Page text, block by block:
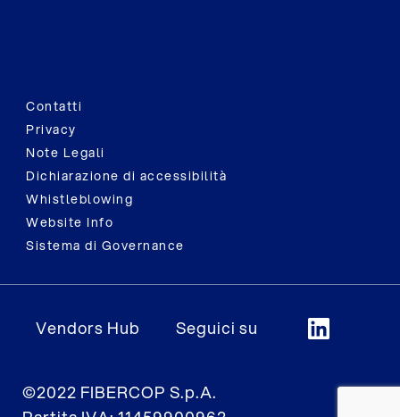
Contatti
Privacy
Note Legali
Dichiarazione di accessibilità
Whistleblowing
Website Info
Sistema di Governance
Vendors Hub Seguici su
©2022 FIBERCOP S.p.A.